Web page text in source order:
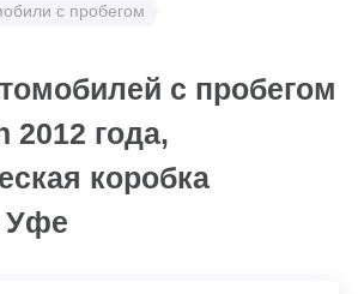
с пробегом
с пробегом
2012 года,
коробка
Уфе